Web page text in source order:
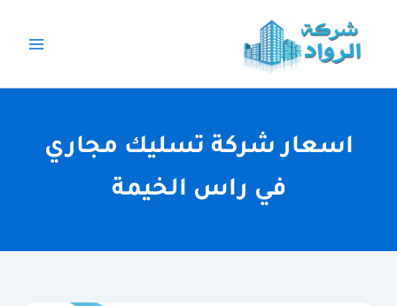
المحتوى
اسعار شركة تسليك مجاري
في راس الخيمة